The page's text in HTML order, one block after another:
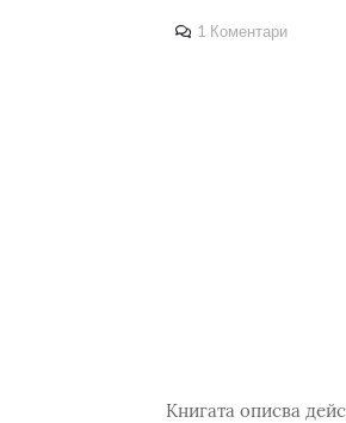
1 Коментари
Книгата описва